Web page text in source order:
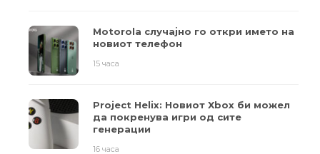
Motorola случајно го откри името на
новиот телефон
15 часа
Project Helix: Новиот Xbox би можел
да покренува игри од сите
генерации
16 часа